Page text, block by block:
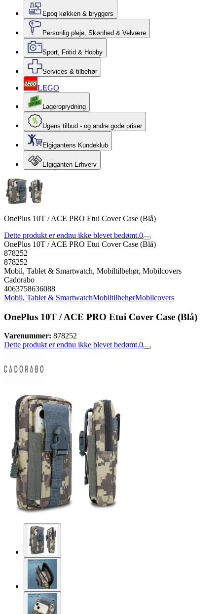
Epoq køkken & bryggers
Personlig pleje, Skønhed & Velvære
Sport, Fritid & Hobby
Services & tilbehør
LEGO
Lageroprydning
Ugens tilbud - og andre gode priser
Elgigantens Kundeklub
Elgiganten Erhverv
OnePlus 10T / ACE PRO Etui Cover Case (Blå)
Dette produkt er endnu ikke blevet bedømt.0
OnePlus 10T / ACE PRO Etui Cover Case (Blå)
878252
878252
Mobil, Tablet & Smartwatch, Mobiltilbehør, Mobilcovers
Cadorabo
4063758636088
Mobil, Tablet & SmartwatchMobiltilbehørMobilcovers
OnePlus 10T / ACE PRO Etui Cover Case (Blå)
Varenummer: 878252
Dette produkt er endnu ikke blevet bedømt.0